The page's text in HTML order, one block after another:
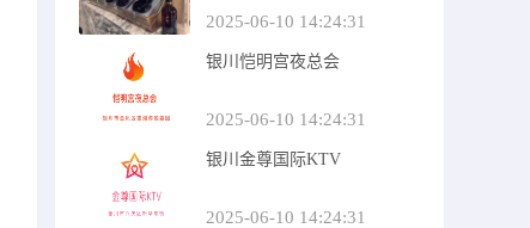
2025-06-10 14:24:31
银川恺明宫夜总会
2025-06-10 14:24:31
银川金尊国际KTV
2025-06-10 14:24:31